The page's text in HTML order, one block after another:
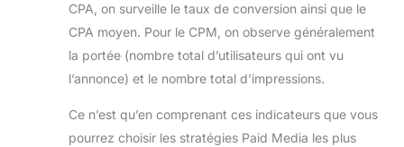
CPA, on surveille le taux de conversion ainsi que le
CPA moyen. Pour le CPM, on observe généralement
la portée (nombre total d’utilisateurs qui ont vu
l’annonce) et le nombre total d’impressions.
Ce n’est qu’en comprenant ces indicateurs que vous
pourrez choisir les stratégies Paid Media les plus